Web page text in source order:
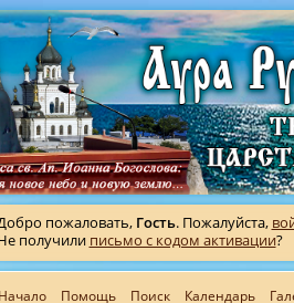
пожаловать, Гость. Пожалуйста,
получили письмо с кодом активации?
Начало Помощь Поиск Календарь